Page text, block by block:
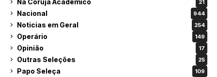
Na Coruja Acadêmico 21
Nacional 944
Noticias em Geral 254
Operário 149
Opinião 17
Outras Seleções 25
Papo Seleça 109